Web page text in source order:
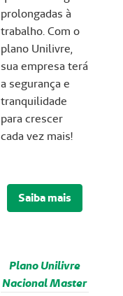
prolongadas à
trabalho. Com o
plano Unilivre,
sua empresa terá
a segurança e
tranquilidade
para crescer
cada vez mais!
Saiba mais
Plano Unilivre
Nacional Master